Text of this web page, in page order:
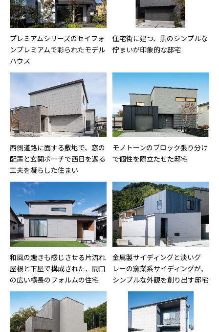
プレミアムシリーズのセイフォ
ンプレミアムで彩られたモデル
ハウス
住宅街に建つ、黒のシンプルな
佇まいが印象的な邸宅
西側道路に面する敷地で、窓の
配置と玄関ポーチで西日を遮る
工夫を凝らした住まい
モノトーンのブロック張り分け
で個性を際立たせた邸宅
和風の趣きも感じさせる片流れ
屋根と下屋で構成された、間口
の広い横長のフォルムの住宅
金属製サイディングと淡いグ
レーの窯業系サイディングが、
シンプルな外観を創り出す邸宅